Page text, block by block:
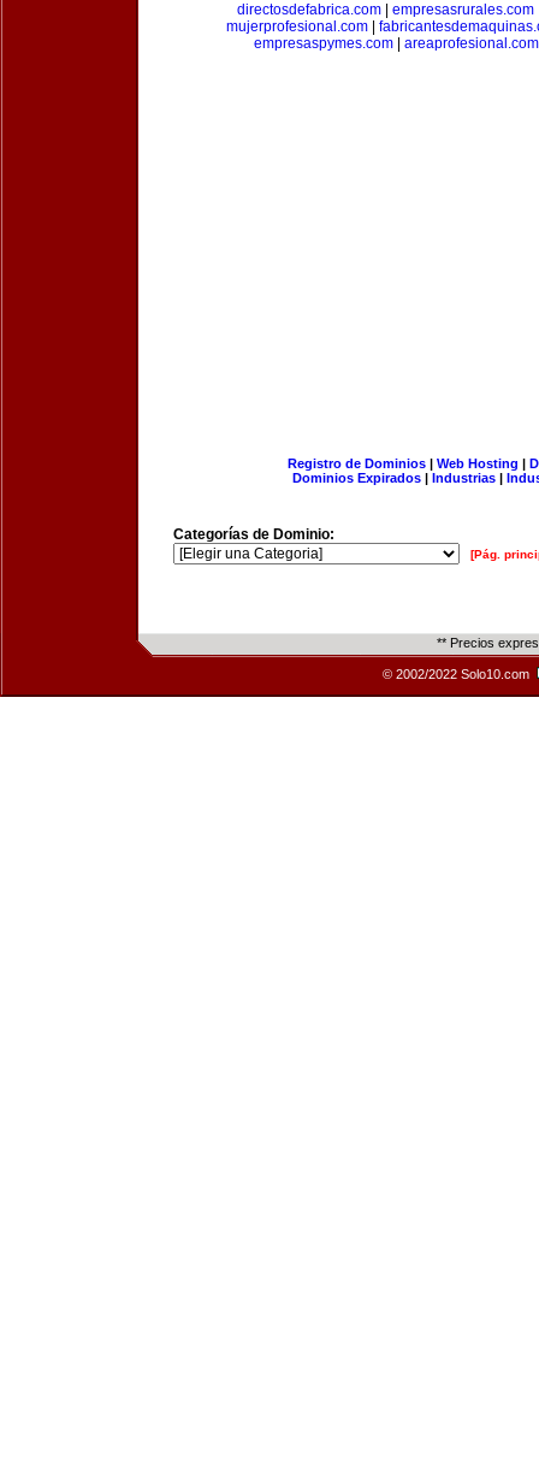
directosdefabrica.com
empresasrurales.com
mujerprofesional.com|
empresaspymes.com| areaprofesional.com
Registro de Dominios| Web Hosting |
Dominios Expirados | Industrias |
Categorías de Dominio:
[Pág.
** Precios
© 2002/2022 Solo10.com